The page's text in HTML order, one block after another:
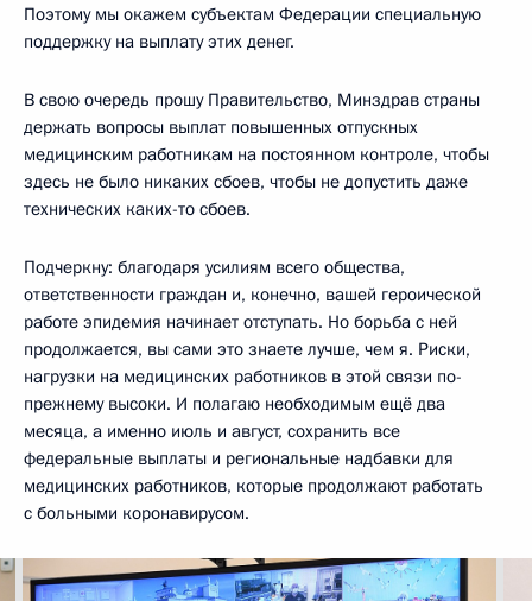
Поэтому мы окажем субъектам Федерации специальную
поддержку на выплату этих денег.
В свою очередь прошу Правительство, Минздрав страны
держать вопросы выплат повышенных отпускных
медицинским работникам на постоянном контроле, чтобы
здесь не было никаких сбоев, чтобы не допустить даже
технических каких-то сбоев.
Подчеркну: благодаря усилиям всего общества,
ответственности граждан и, конечно, вашей героической
работе эпидемия начинает отступать. Но борьба с ней
продолжается, вы сами это знаете лучше, чем я. Риски,
нагрузки на медицинских работников в этой связи по-
прежнему высоки. И полагаю необходимым ещё два
месяца, а именно июль и август, сохранить все
федеральные выплаты и региональные надбавки для
медицинских работников, которые продолжают работать
с больными коронавирусом.